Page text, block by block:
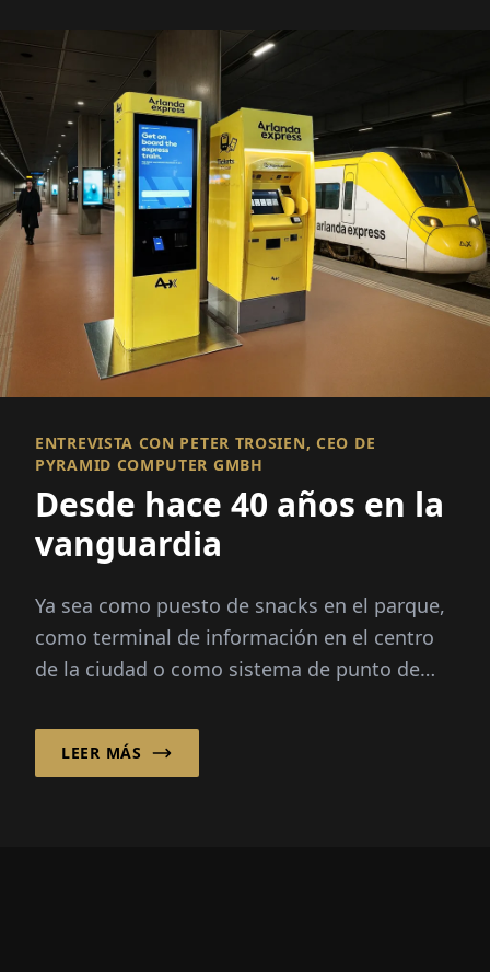
ENTREVISTA CON PETER TROSIEN, CEO DE
PYRAMID COMPUTER GMBH
Desde hace 40 años en la
vanguardia
Ya sea como puesto de snacks en el parque,
como terminal de información en el centro
de la ciudad o como sistema de punto de
exteriores combinan func...
LEER MÁS